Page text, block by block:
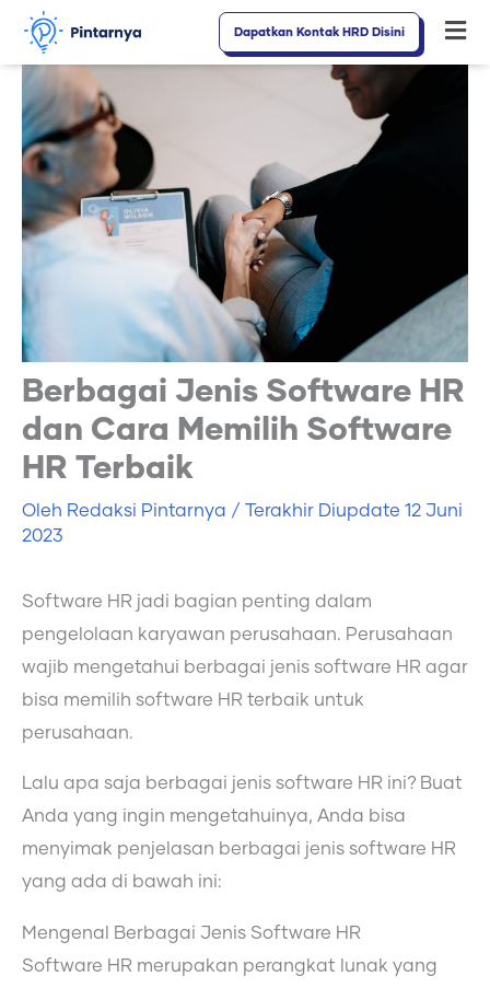
Lewati
Dapatkan Kontak HRD Disini
Berbagai Jenis Software HR
dan Cara Memilih Software
HR Terbaik
Oleh Redaksi Pintarnya / Terakhir Diupdate 12 Juni
2023
Software HR jadi bagian penting dalam
pengelolaan karyawan perusahaan. Perusahaan
wajib mengetahui berbagai jenis software HR agar
bisa memilih software HR terbaik untuk
perusahaan.
Lalu apa saja berbagai jenis software HR ini? Buat
Anda yang ingin mengetahuinya, Anda bisa
menyimak penjelasan berbagai jenis software HR
yang ada di bawah ini:
Mengenal Berbagai Jenis Software HR
Software HR merupakan perangkat lunak yang